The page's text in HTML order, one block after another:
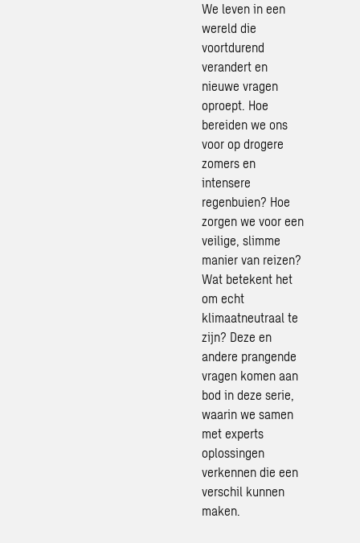
We leven in een
wereld die
voortdurend
verandert en
nieuwe vragen
oproept. Hoe
bereiden we ons
voor op drogere
zomers en
intensere
regenbuien? Hoe
zorgen we voor een
veilige, slimme
manier van reizen?
Wat betekent het
om echt
klimaatneutraal te
zijn? Deze en
andere prangende
vragen komen aan
bod in deze serie,
waarin we samen
met experts
oplossingen
verkennen die een
verschil kunnen
maken.